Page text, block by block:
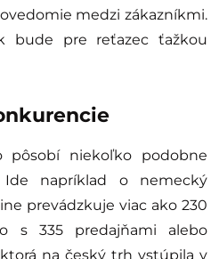
medzi zákazníkmi.
bude pre reťazec ťažkou
pôsobí niekoľko podobne
Ide napríklad o nemecký
prevádzkuje viac ako 230
s 335 predajňami alebo
na český trh vstúpila v